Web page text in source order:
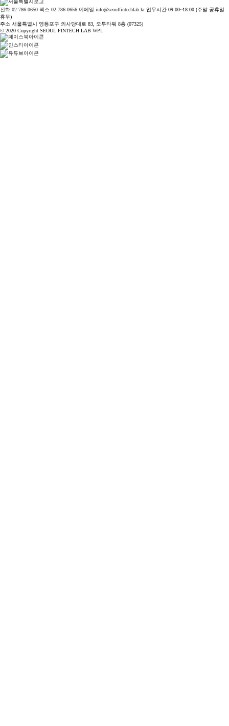
전화 02-786-0650 팩스 02-786-0656 이메일 info@seoulfintechlab.kr 업무시간 09:00~18:00 (주말 공휴일
휴무)
주소 서울특별시 영등포구 의사당대로 83, 오투타워 8층 (07325)
© 2020 Copyright SEOUL FINTECH LAB WPL